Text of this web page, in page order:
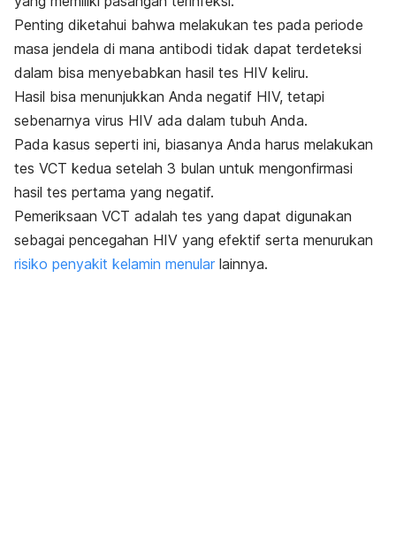
Penting diketahui bahwa melakukan tes pada periode
masa jendela di mana antibodi tidak dapat terdeteksi
dalam bisa menyebabkan hasil tes HIV keliru.
Hasil bisa menunjukkan Anda negatif HIV, tetapi
sebenarnya virus HIV ada dalam tubuh Anda.
Pada kasus seperti ini, biasanya Anda harus melakukan
tes VCT kedua setelah 3 bulan untuk mengonfirmasi
hasil tes pertama yang negatif.
Pemeriksaan VCT adalah tes yang dapat digunakan
sebagai pencegahan HIV yang efektif serta menurukan
risiko penyakit kelamin menular lainnya.